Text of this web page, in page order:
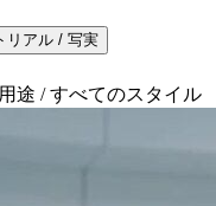
リアル / 写実
途 / すべてのスタイル